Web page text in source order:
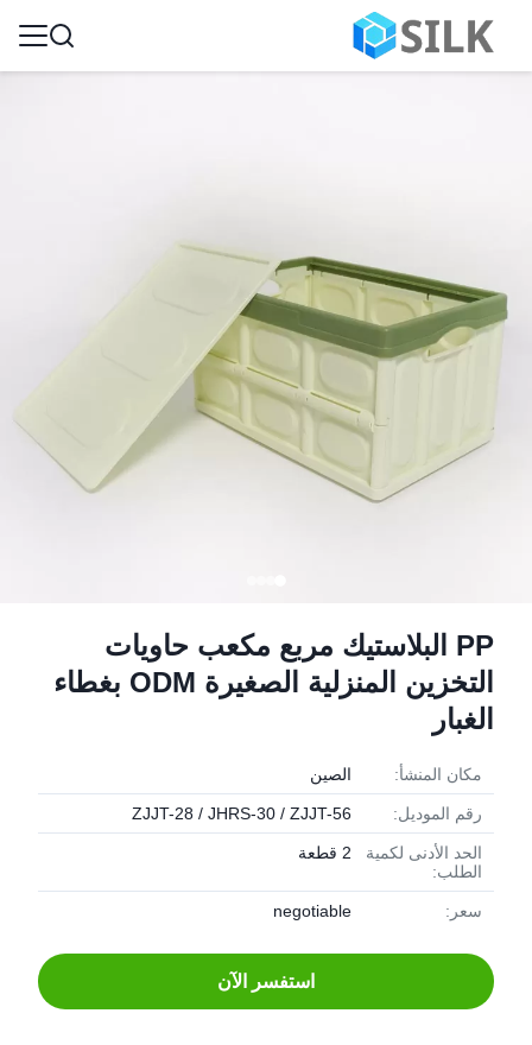
PP البلاستيك مربع مكعب حاويات
التخزين المنزلية الصغيرة ODM بغطاء
الغبار
مكان المنشأ: الصين
رقم الموديل: ZJJT-28 / JHRS-30 / ZJJT-56
الحد الأدنى لكمية
الطلب:
2 قطعة
سعر: negotiable
استفسر الآن